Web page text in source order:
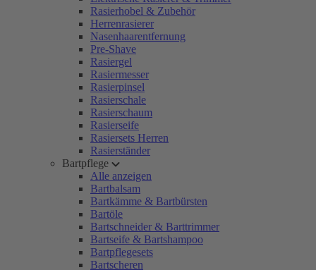
Rasierhobel & Zubehör
Herrenrasierer
Nasenhaarentfernung
Pre-Shave
Rasiergel
Rasiermesser
Rasierpinsel
Rasierschale
Rasierschaum
Rasierseife
Rasiersets Herren
Rasierständer
Bartpflege
Alle anzeigen
Bartbalsam
Bartkämme & Bartbürsten
Bartöle
Bartschneider & Barttrimmer
Bartseife & Bartshampoo
Bartpflegesets
Bartscheren